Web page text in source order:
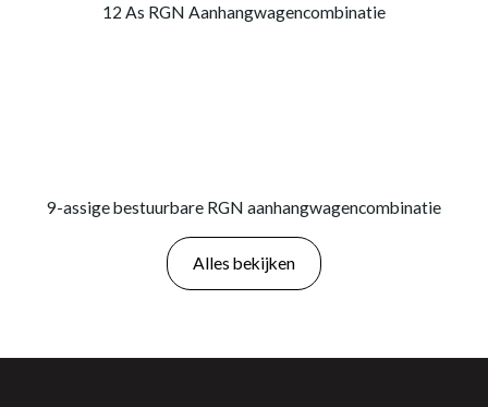
12 As RGN Aanhangwagencombinatie
9-assige bestuurbare RGN aanhangwagencombinatie
Alles bekijken